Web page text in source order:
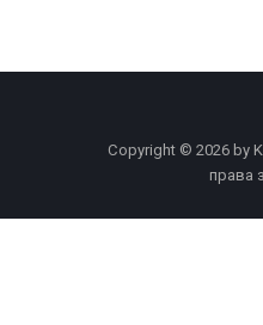
Copyright © 2026 by
права